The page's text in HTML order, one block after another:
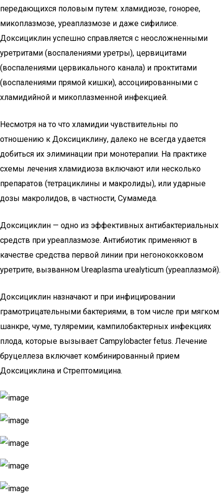
передающихся половым путем: хламидиозе, гонорее,
микоплазмозе, уреаплазмозе и даже сифилисе.
Доксициклин успешно справляется с неосложненными
уретритами (воспалениями уретры), цервицитами
(воспалениями цервикального канала) и проктитами
(воспалениями прямой кишки), ассоциированными с
хламидийной и микоплазменной инфекцией.
Несмотря на то что хламидии чувствительны по
отношению к Доксициклину, далеко не всегда удается
добиться их элиминации при монотерапии. На практике
схемы лечения хламидиоза включают или несколько
препаратов (тетрациклины и макролиды), или ударные
дозы макролидов, в частности, Сумамеда.
Доксициклин — одно из эффективных антибактериальных
средств при уреаплазмозе. Антибиотик применяют в
качестве средства первой линии при негонококковом
уретрите, вызванном Ureaplasma urealyticum (уреаплазмой).
Доксициклин назначают и при инфицировании
грамотрицательными бактериями, в том числе при мягком
шанкре, чуме, туляремии, кампилобактерных инфекциях
плода, которые вызывает Campylobacter fetus. Лечение
бруцеллеза включает комбинированный прием
Доксициклина и Стрептомицина.